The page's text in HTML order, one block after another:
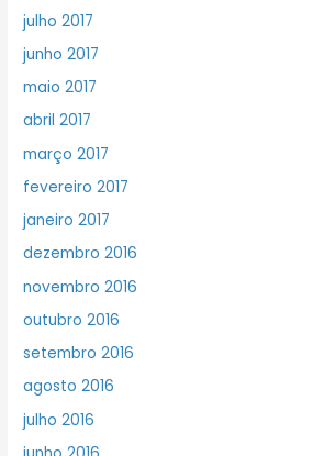
julho 2017
junho 2017
maio 2017
abril 2017
março 2017
fevereiro 2017
janeiro 2017
dezembro 2016
novembro 2016
outubro 2016
setembro 2016
agosto 2016
julho 2016